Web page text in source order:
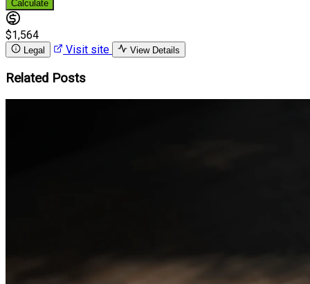
Calculate
$1,564
Legal Visit site View Details
Related Posts